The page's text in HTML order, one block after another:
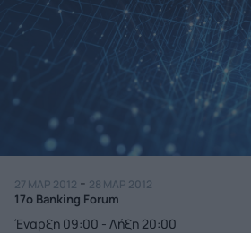
27 ΜΑΡ 2012 - 28 ΜΑΡ 2012
17ο Banking Forum
Έναρξη 09:00 - Λήξη 20:00